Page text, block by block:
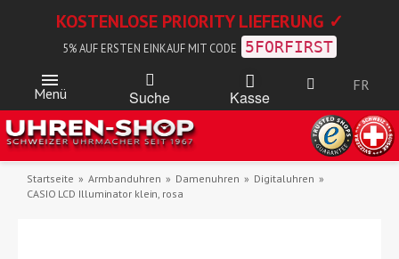
KOSTENLOSE PRIORITY LIEFERUNG ✓
5% AUF ERSTEN EINKAUF MIT CODE 5FORFIRST
Menü Suche Kasse
FR
Startseite Armbanduhren Damenuhren
Digitaluhren
CASIO LCD Illuminator klein, rosa